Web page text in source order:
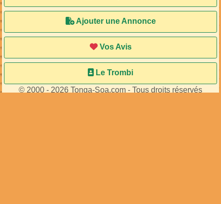
Ajouter une Annonce
Vos Avis
Le Trombi
© 2000 - 2026 Tonga-Soa.com - Tous droits réservés